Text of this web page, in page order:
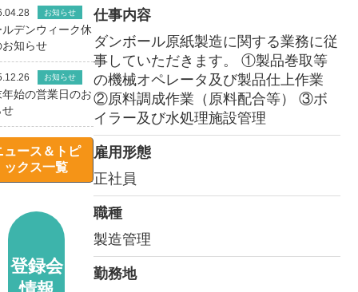
仕事内容
ダンボール原紙製造に関する業務に従
事していただきます。 ①製品巻取等
の機械オペレータ及び製品仕上作業
②原料調成作業（原料配合等） ③ボ
イラー及び水処理施設管理
雇用形態
正社員
職種
製造管理
勤務地
お知らせ
デンウィーク休
知らせ
お知らせ
始の営業日のお
せ
ュース＆トピ
ックス一覧
登録会